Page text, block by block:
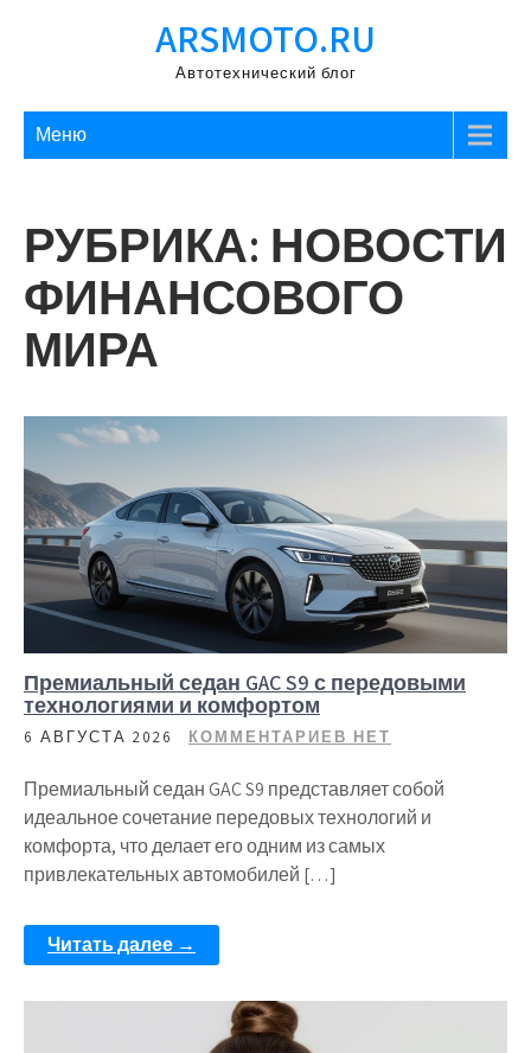
ARSMOTO.RU
Автотехнический блог
Меню
РУБРИКА: НОВОСТИ
ФИНАНСОВОГО
МИРА
Премиальный седан GAC S9 с передовыми
технологиями и комфортом
6 АВГУСТА 2026 КОММЕНТАРИЕВ НЕТ
Премиальный седан GAC S9 представляет собой
идеальное сочетание передовых технологий и
комфорта, что делает его одним из самых
привлекательных автомобилей […]
Читать далее →